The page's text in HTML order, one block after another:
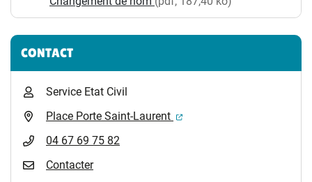
CONTACT
Service Etat Civil
Place Porte Saint-Laurent
(ouverture dans un
04 67 69 75 82
Contacter